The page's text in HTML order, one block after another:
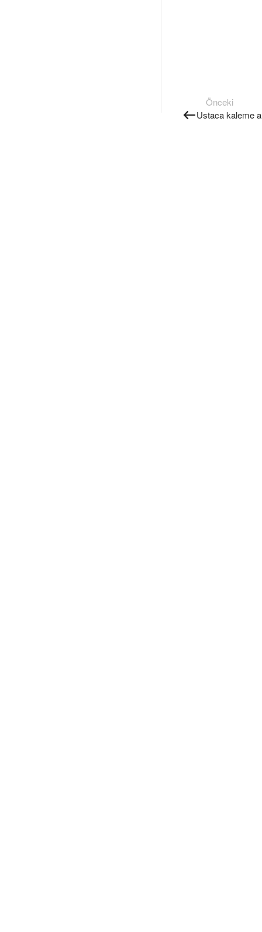
Önceki
Ustaca kaleme